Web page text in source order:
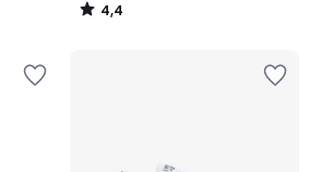
4,4
/